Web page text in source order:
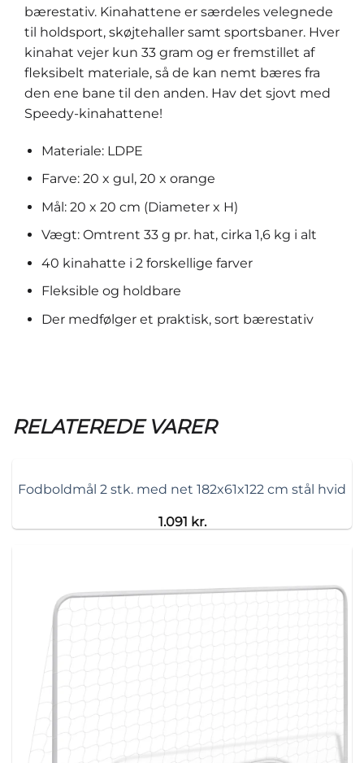
bærestativ. Kinahattene er særdeles velegnede
til holdsport, skøjtehaller samt sportsbaner. Hver
kinahat vejer kun 33 gram og er fremstillet af
fleksibelt materiale, så de kan nemt bæres fra
den ene bane til den anden. Hav det sjovt med
Speedy-kinahattene!
Materiale: LDPE
Farve: 20 x gul, 20 x orange
Mål: 20 x 20 cm (Diameter x H)
Vægt: Omtrent 33 g pr. hat, cirka 1,6 kg i alt
40 kinahatte i 2 forskellige farver
Fleksible og holdbare
Der medfølger et praktisk, sort bærestativ
RELATEREDE VARER
Fodboldmål 2 stk. med net 182x61x122 cm stål hvid
1.091 kr.